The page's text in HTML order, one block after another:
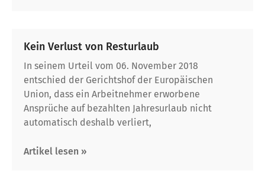
Kein Verlust von Resturlaub
In seinem Urteil vom 06. November 2018
entschied der Gerichtshof der Europäischen
Union, dass ein Arbeitnehmer erworbene
Ansprüche auf bezahlten Jahresurlaub nicht
automatisch deshalb verliert,
Artikel lesen »